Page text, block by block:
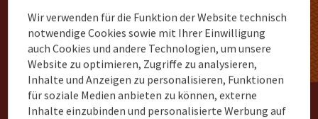
Bestelle jetzt deine
kostenlosen Broschüren!
Wir verwenden für die Funktion der Website technisch
notwendige Cookies sowie mit Ihrer Einwilligung
auch Cookies und andere Technologien, um unsere
Website zu optimieren, Zugriffe zu analysieren,
Inhalte und Anzeigen zu personalisieren, Funktionen
für soziale Medien anbieten zu können, externe
Inhalte einzubinden und personalisierte Werbung auf